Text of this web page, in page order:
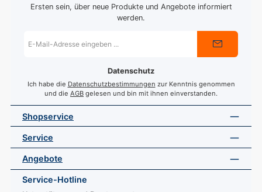
Ersten sein, über neue Produkte und Angebote informiert
werden.
Mail-
Datenschutz
Ich habe die Datenschutzbestimmungen zur Kenntnis genommen
und die AGB gelesen und bin mit ihnen einverstanden.
Shopservice
Service
Angebote
Service-Hotline